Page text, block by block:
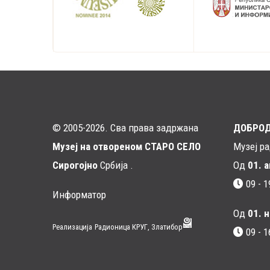
© 2005-2026. Сва права задржана
Музеј на отвореном СТАРО СЕЛО
Сирогојно Србија .
Информатор
Реализација Радионица КРУГ, Златибор
Музеј
Од 01.
09 -
Од 01.
09 -